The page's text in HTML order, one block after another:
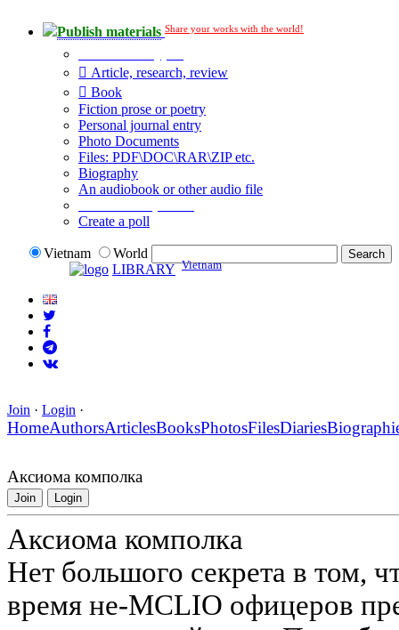
Publish materials Share your works with the world!
Article, research, review
Book
Fiction prose or poetry
Personal journal entry
Photo Documents
Files: PDF\DOC\RAR\ZIP etc.
Biography
An audiobook or other audio file
Create a poll
Vietnam
World
LIBRARY Vietnam
Join · Login ·
HomeAuthorsArticlesBooksPhotosFilesDiaries
Аксиома комполка
Join Login
Аксиома комполка
Нет большого секрета в том,
время не-MCLIO офицеров